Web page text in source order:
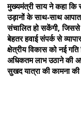
मुख्यमंत्री साय ने कहा कि
उड़ानों के साथ-साथ
संचालित हो सकेंगी, जिससे
बेहतर हवाई संपर्क से
क्षेत्रीय विकास को नई
अधिकतम लाभ उठाने की
सुखद यात्रा की कामना